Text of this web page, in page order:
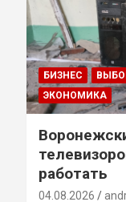
БИЗНЕС
ЭКОНОМИКА
работать
04.08.2026